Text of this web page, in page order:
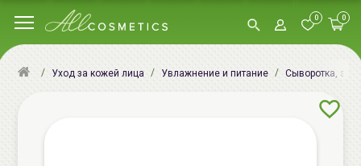
0 0
Уход за кожей лица Увлажнение и питание Сыворотка,